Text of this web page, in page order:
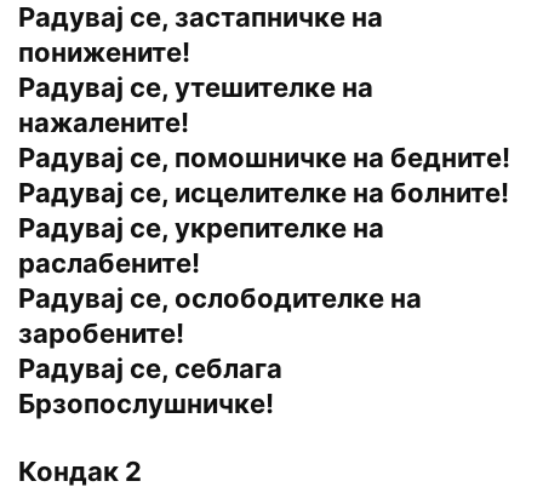
Радувај се, застапничке на
понижените!
Радувај се, утешителке на
нажалените!
Радувај се, помошничке на бедните!
Радувај се, исцелителке на болните!
Радувај се, укрепителке на
раслабените!
Радувај се, ослободителке на
заробените!
Радувај се, себлага
Брзопослушничке!
Кондак 2